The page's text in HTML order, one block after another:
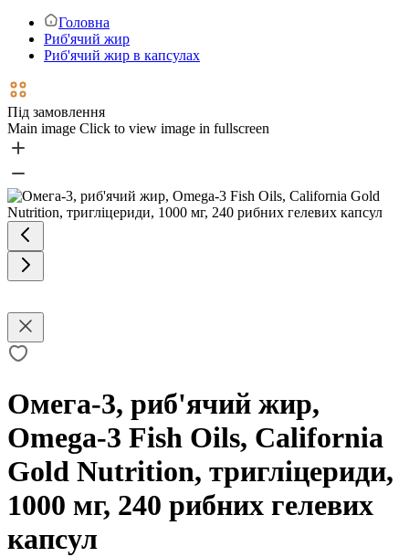
Головна
Риб'ячий жир
Риб'ячий жир в капсулах
Під замовлення
Main image Click to view image in fullscreen
Омега-3, риб'ячий жир,
Omega-3 Fish Oils, California
Gold Nutrition, тригліцериди,
1000 мг, 240 рибних гелевих
капсул